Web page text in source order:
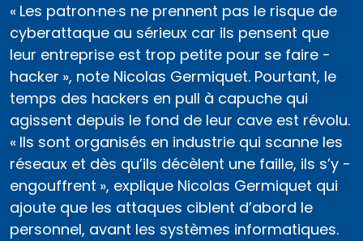
« Les patron·ne·s ne prennent pas le risque de
cyberattaque au sérieux car ils pensent que
leur entreprise est trop petite pour se faire ­
hacker », note Nicolas Germiquet. Pourtant, le
temps des hackers en pull à capuche qui
agissent depuis le fond de leur cave est révolu.
« Ils sont organisés en industrie qui scanne les
réseaux et dès qu’ils décèlent une faille, ils s’y ­
engouffrent », explique Nicolas Germiquet qui
ajoute que les attaques ciblent d’abord le
personnel, avant les systèmes informatiques.